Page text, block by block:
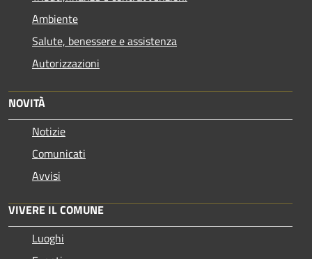
Ambiente
Salute, benessere e assistenza
Autorizzazioni
NOVITÀ
Notizie
Comunicati
Avvisi
VIVERE IL COMUNE
Luoghi